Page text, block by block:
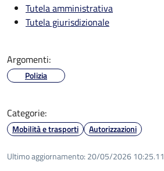
Tutela amministrativa
Tutela giurisdizionale
Argomenti:
Polizia
Categorie:
Mobilità e trasporti Autorizzazioni
Ultimo aggiornamento: 20/05/2026 10:25.11